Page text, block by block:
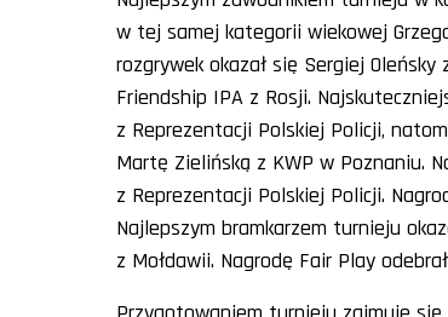
w tej samej kategorii wiekowej
rozgrywek okazał się Sergiej
Friendship IPA z Rosji.
z Reprezentacji Polskiej Policji,
Martę Zielińską z KWP w Poznaniu.
z Reprezentacji Polskiej Policji.
Najlepszym bramkarzem turnieju
z Mołdawii. Nagrodę Fair Play